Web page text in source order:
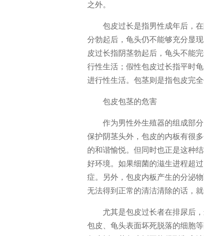
之外。
包皮过长是指男性成年后，
分勃起后，龟头仍不能够充分显
皮过长指阴茎勃起后，龟头不能
行性生活；假性包皮过长指平时
进行性生活。包茎则是指包皮完
包皮包茎的危害
作为男性外生殖器的组成部
保护阴茎头外，包皮的内板有很
的和谐愉悦。但同时也正是这种
好环境。如果细菌的滋生进程超
症。另外，包皮内板产生的分泌
无法得到正常的清洁清除的话，
尤其是包皮过长者在排尿后
包皮、龟头表面坏死脱落的细胞